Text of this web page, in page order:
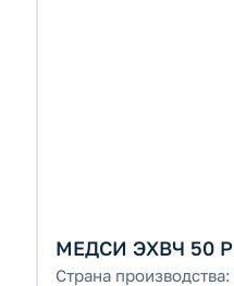
МЕДСИ ЭХВЧ 50 Р
Страна производства: